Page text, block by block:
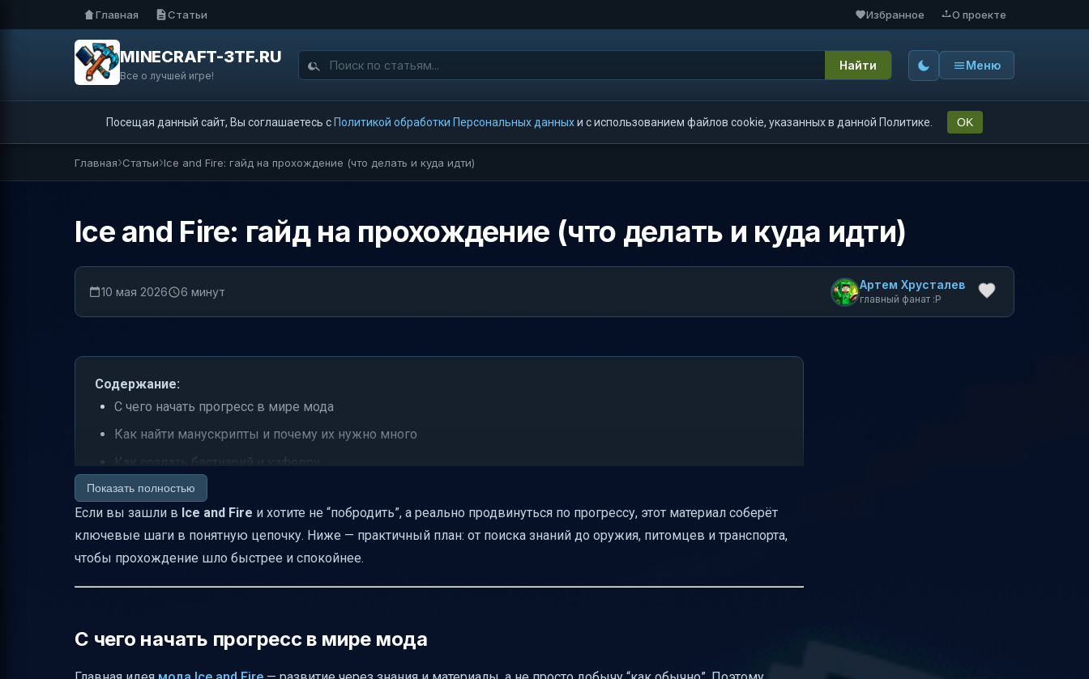
Главная Статьи Избранное О проекте
MINECRAFT-3TF.RU
Все о лучшей игре!
Найти Меню
Посещая данный сайт, Вы соглашаетесь с Политикой обработки Персональных данныхи с использованием файлов cookie, указанных в данной Политике. OK
Главная Статьи Ice and Fire: гайд на прохождение (что делать и куда идти)
Ice and Fire: гайд на прохождение (что делать и куда идти)
10 мая 2026 6 минут Артем Хрусталев
главный фанат :P
Содержание:
С чего начать прогресс в мире мода
Как найти манускрипты и почему их нужно много
Как создать бестиарий и кафедру
Какие новые руды добавляет Ice and Fire и где их искать
Из каких материалов можно создавать инструменты
Как добыть драконьи кости и для чего они нужны
Показать полностью
Если вы зашли в Ice and Fire и хотите не “побродить”, а реально продвинуться по прогрессу, этот материал соберёт
ключевые шаги в понятную цепочку. Ниже — практичный план: от поиска знаний до оружия, питомцев и транспорта,
чтобы прохождение шло быстрее и спокойнее.
С чего начать прогресс в мире мода